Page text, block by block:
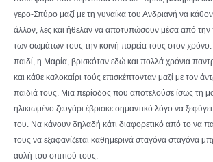
γερο-Σπύρο μαζί με τη γυναίκα του Ανδριανή να
άλλον, λες και ήθελαν να αποτυπώσουν μέσα από
των σωμάτων τους την κοινή πορεία τους στον
παιδί, η Μαρία, βρισκόταν εδώ και πολλά χρόνια
και κάθε καλοκαίρι τούς επισκέπτονταν μαζί με τον
παιδιά τους. Μια περίοδος που αποτελούσε ίσως τη
ηλικιωμένο ζευγάρι έβρισκε σημαντικό λόγο να
του. Να κάνουν δηλαδή κάτι διαφορετικό από το να
τους να εξαφανίζεται καθημερινά σταγόνα σταγόνα
αυλή του σπιτιού τους.